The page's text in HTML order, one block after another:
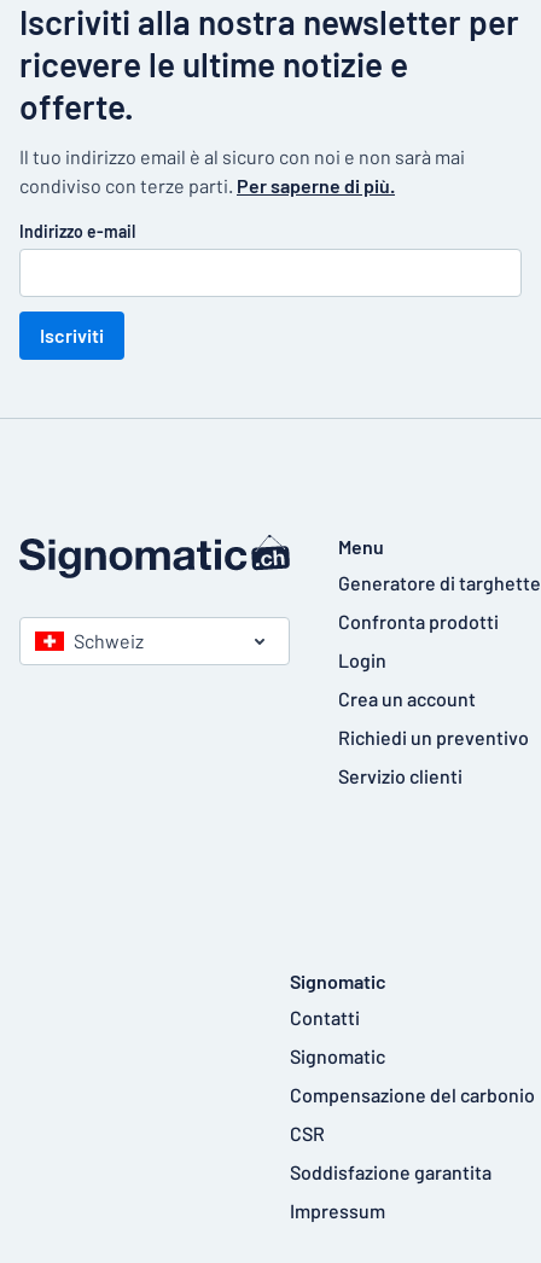
Iscriviti alla nostra newsletter per
ricevere le ultime notizie e
offerte.
Il tuo indirizzo email è al sicuro con noi e non sarà mai
condiviso con terze parti. Per saperne di più.
Indirizzo e-mail
Iscriviti
Schweiz
Menu
Generatore di targhette
Confronta prodotti
Login
Crea un account
Richiedi un preventivo
Servizio clienti
Signomatic
Contatti
Signomatic
Compensazione del carbonio
CSR
Soddisfazione garantita
Impressum